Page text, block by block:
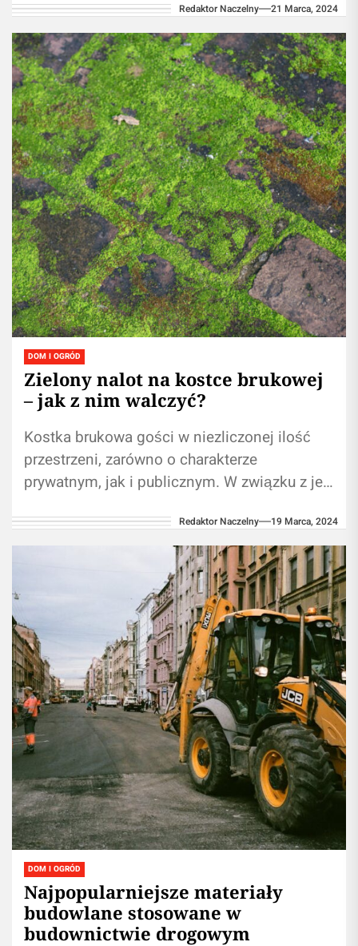
przeciwdziałania zmianom klimatycznym,
coraz więcej...
Redaktor Naczelny 21 Marca, 2024
DOM I OGRÓD
Zielony nalot na kostce brukowej
– jak z nim walczyć?
Kostka brukowa gości w niezliczonej ilość
przestrzeni, zarówno o charakterze
prywatnym, jak i publicznym. W związku z jej
czynniki zewnętrzne,...Redaktor Naczelny 19 Marca, 2024
DOM I OGRÓD
Najpopularniejsze materiały
budowlane stosowane w
budownictwie drogowym